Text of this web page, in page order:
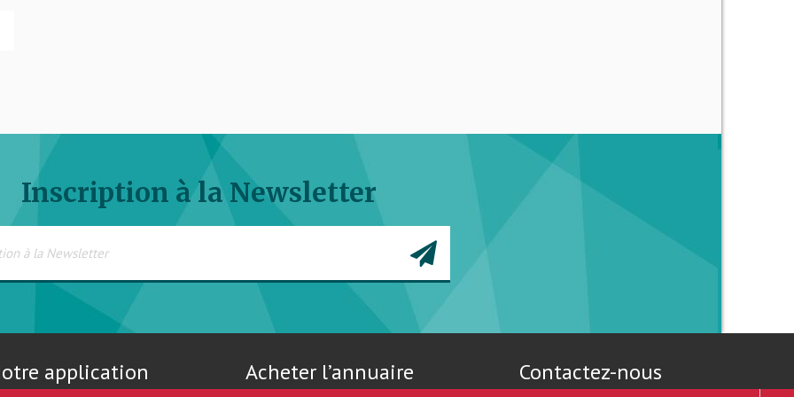
Inscription à la Newsletter
application Acheter l’annuaire Contactez-nous